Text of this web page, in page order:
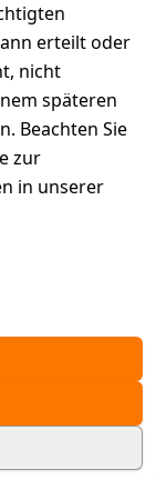
erteilt oder
nicht
späteren
Beachten Sie
zur
in unserer
r.
e
2026